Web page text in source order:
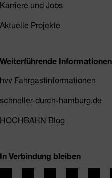
Karriere und Jobs
Aktuelle Projekte
Weiterführende Informationen
hvv Fahrgastinformationen
schneller-durch-hamburg.de
HOCHBAHN Blog
In Verbindung bleiben